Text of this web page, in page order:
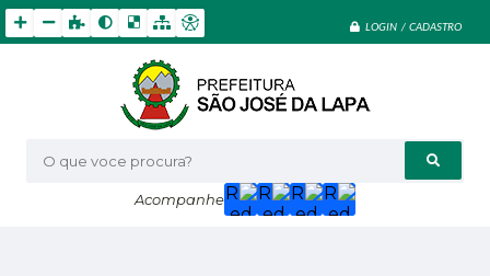
LOGIN / CADASTRO
O que voce procura?
Acompanhe